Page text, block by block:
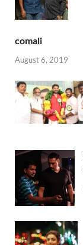
comali
August 6, 2019